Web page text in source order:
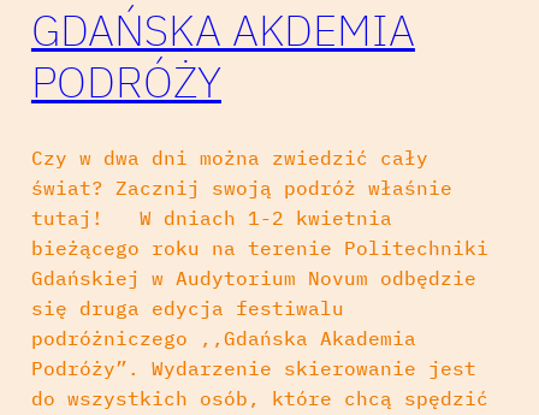
GDAŃSKA AKDEMIA
PODRÓŻY
Czy w dwa dni można zwiedzić cały
świat? Zacznij swoją podróż właśnie
tutaj! W dniach 1-2 kwietnia
bieżącego roku na terenie Politechniki
Gdańskiej w Audytorium Novum odbędzie
się druga edycja festiwalu
podróżniczego ,,Gdańska Akademia
Podróży”. Wydarzenie skierowanie jest
do wszystkich osób, które chcą spędzić